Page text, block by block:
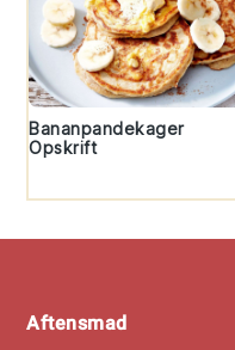
Bananpandekager
Opskrift
Aftensmad